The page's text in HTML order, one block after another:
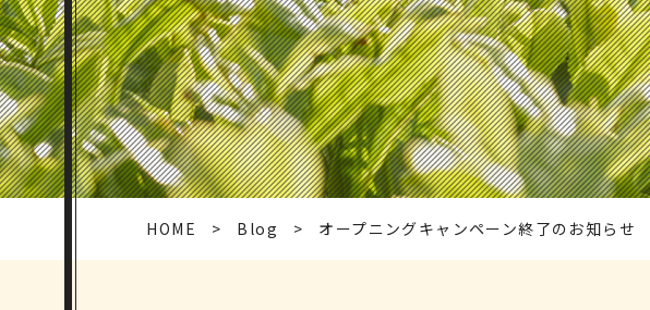
HOME Blog オープニングキャンペーン終了のお知らせ